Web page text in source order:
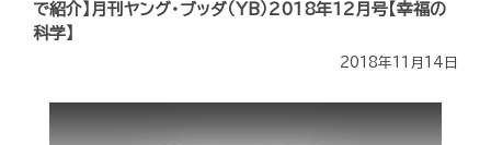
で紹介】月刊ヤング・ブッダ（YB）2018年12月号【幸福の
科学】
2018年11月14日